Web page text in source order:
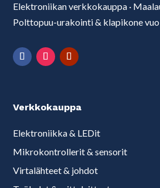
Elektroniikan verkkokauppa ·
Polttopuu-urakointi & klapikone
Verkkokauppa
Elektroniikka & LEDit
Mikrokontrollerit & sensorit
Virtalähteet & johdot